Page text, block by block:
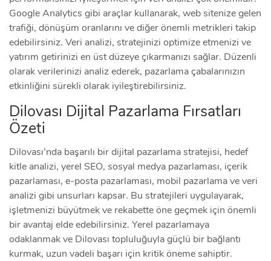
Google Analytics gibi araçlar kullanarak, web sitenize gelen
trafiği, dönüşüm oranlarını ve diğer önemli metrikleri takip
edebilirsiniz. Veri analizi, stratejinizi optimize etmenizi ve
yatırım getirinizi en üst düzeye çıkarmanızı sağlar. Düzenli
olarak verilerinizi analiz ederek, pazarlama çabalarınızın
etkinliğini sürekli olarak iyileştirebilirsiniz.
Dilovası Dijital Pazarlama Fırsatları
Özeti
Dilovası’nda başarılı bir dijital pazarlama stratejisi, hedef
kitle analizi, yerel SEO, sosyal medya pazarlaması, içerik
pazarlaması, e-posta pazarlaması, mobil pazarlama ve veri
analizi gibi unsurları kapsar. Bu stratejileri uygulayarak,
işletmenizi büyütmek ve rekabette öne geçmek için önemli
bir avantaj elde edebilirsiniz. Yerel pazarlamaya
odaklanmak ve Dilovası topluluğuyla güçlü bir bağlantı
kurmak, uzun vadeli başarı için kritik öneme sahiptir.